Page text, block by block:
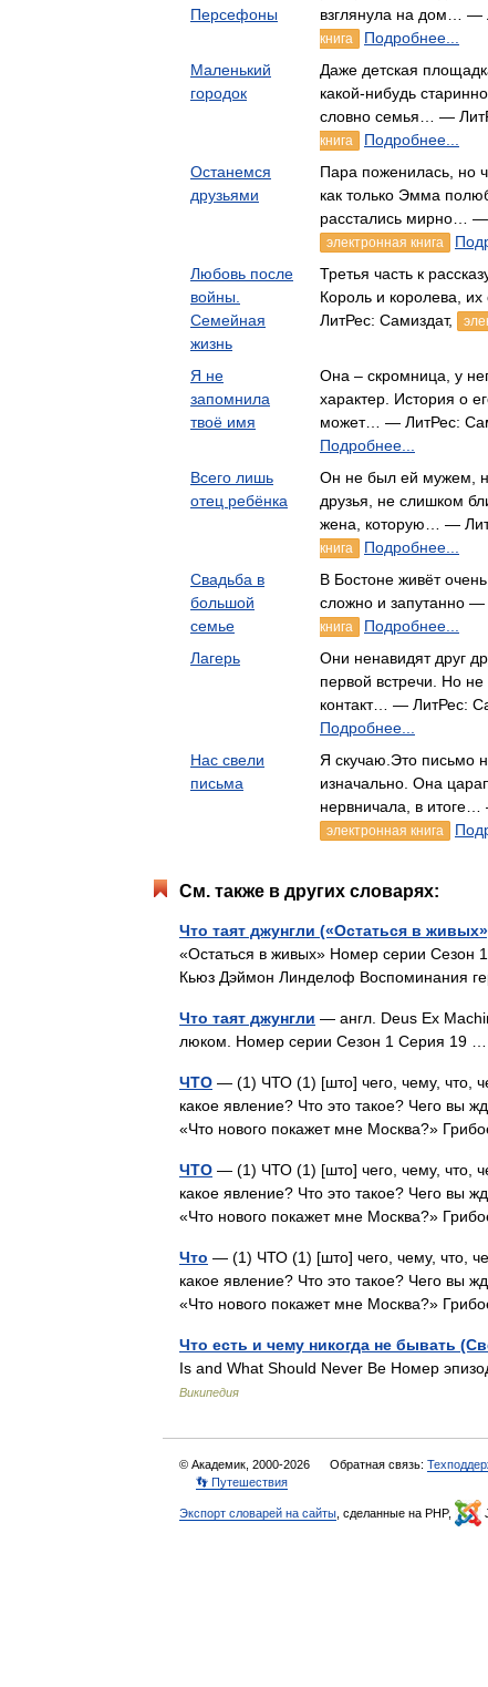
Персефоны
взглянула на дом… —
книга
Подробнее...
Маленький
городок
Даже детская
какой-нибудь
словно семья… —
книга
Подробнее...
Останемся
друзьями
Пара поженилась, но
как только Эмма
расстались мирно… —
электронная книга
Любовь после
войны.
Семейная
жизнь
Третья часть к
Король и королева,
ЛитРес: Самиздат,
Я не
запомнила
твоё имя
Она – скромница, у
характер. История о
может… — ЛитРес:
Подробнее...
Всего лишь
отец ребёнка
Он не был ей мужем,
друзья, не слишком
жена, которую… —
книга
Подробнее...
Свадьба в
большой
семье
В Бостоне живёт
сложно и запутанно —
книга
Подробнее...
Лагерь
Они ненавидят друг
первой встречи. Но
контакт… — ЛитРес:
Подробнее...
Нас свели
письма
Я скучаю.Это письмо
изначально. Она
нервничала, в
электронная книга
См. также в других словарях:
Что таят джунгли («Остаться в
«Остаться в живых» Номер серии Сезон
Кьюз Дэймон Линделоф Воспоминания
Что таят джунгли — англ. Deus Ex
люком. Номер серии Сезон 1 Серия 19
ЧТО — (1) ЧТО (1) [што] чего, чему, что,
какое явление? Что это такое? Чего вы
«Что нового покажет мне Москва?»
ЧТО — (1) ЧТО (1) [што] чего, чему, что,
какое явление? Что это такое? Чего вы
«Что нового покажет мне Москва?»
Что — (1) ЧТО (1) [што] чего, чему, что,
какое явление? Что это такое? Чего вы
«Что нового покажет мне Москва?»
Что есть и чему никогда не бывать
Is and What Should Never Be Номер
Википедия
© Академик, 2000-2026 Обратная связь:
👣 Путешествия
Экспорт словарей на сайты , сделанные на PHP,